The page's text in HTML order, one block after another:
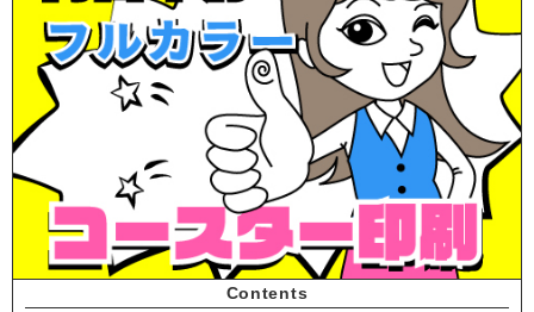
Contents